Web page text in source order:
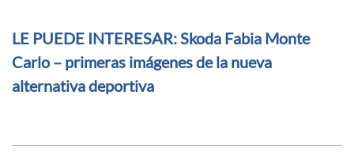
LE PUEDE INTERESAR: Skoda Fabia Monte
Carlo – primeras imágenes de la nueva
alternativa deportiva